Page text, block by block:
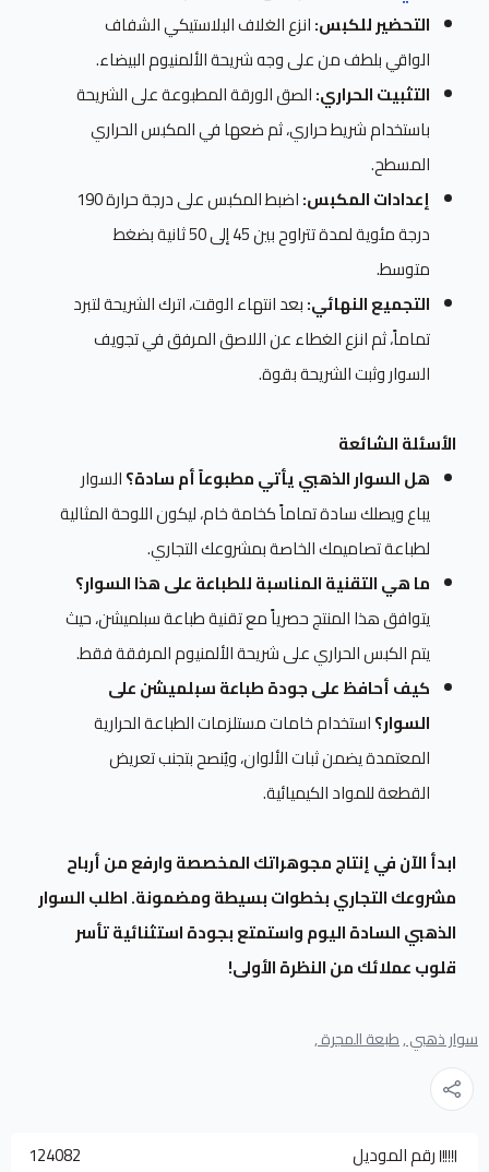
التحضير للكبس:انزع الغلاف البلاستيكي الشفاف
الواقي بلطف من على وجه شريحة الألمنيوم البيضاء.
التثبيت الحراري:الصق الورقة المطبوعة على الشريحة
باستخدام شريط حراري، ثم ضعها في المكبس الحراري
المسطح.
إعدادات المكبس:
اضبط المكبس على درجة حرارة 190
درجة مئوية لمدة تتراوح بين 45 إلى 50 ثانية بضغط
متوسط.
التجميع النهائي:بعد انتهاء الوقت، اترك الشريحة لتبرد
تماماً، ثم انزع الغطاء عن اللاصق المرفق في تجويف
السوار وثبت الشريحة بقوة.
الأسئلة الشائعة
هل السوار الذهبي يأتي مطبوعاً أم سادة؟السوار
يباع ويصلك سادة تماماً كخامة خام، ليكون اللوحة المثالية
لطباعة تصاميمك الخاصة بمشروعك التجاري.
ما هي التقنية المناسبة للطباعة على هذا السوار؟
يتوافق هذا المنتج حصرياً مع تقنية طباعة سبلميشن، حيث
يتم الكبس الحراري على شريحة الألمنيوم المرفقة فقط.
كيف أحافظ على جودة طباعة سبلميشن على
السوار؟استخدام خامات مستلزمات الطباعة الحرارية
المعتمدة يضمن ثبات الألوان، ويُنصح بتجنب تعريض
القطعة للمواد الكيميائية.
ابدأ الآن في إنتاج مجوهراتك المخصصة وارفع من أرباح
مشروعك التجاري بخطوات بسيطة ومضمونة. اطلب السوار
الذهبي السادة اليوم واستمتع بجودة استثنائية تأسر
قلوب عملائك من النظرة الأولى!
سوار ذهبي ,طبعة المجرة ,
رقم الموديل 124082